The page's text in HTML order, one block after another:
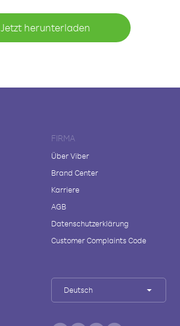
Jetzt herunterladen
FIRMA
Über Viber
Brand Center
Karriere
AGB
Datenschutzerklärung
Customer Complaints Code
Deutsch